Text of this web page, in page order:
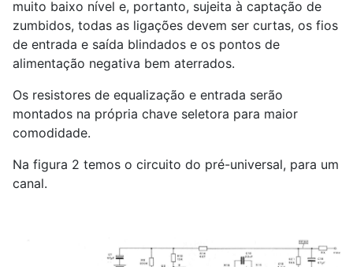
muito baixo nível e, portanto, sujeita à captação de
zumbidos, todas as ligações devem ser curtas, os fios
de entrada e saída blindados e os pontos de
alimentação negativa bem aterrados.
Os resistores de equalização e entrada serão
montados na própria chave seletora para maior
comodidade.
Na figura 2 temos o circuito do pré-universal, para um
canal.